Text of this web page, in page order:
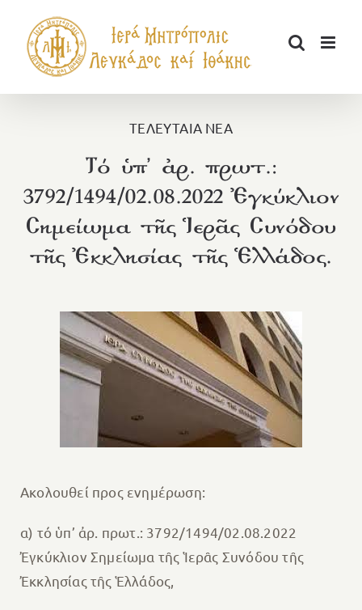
περιεχόμενο
ΤΕΛΕΥΤΑΙΑ ΝΕΑ
Τό ὑπ’ ἀρ. πρωτ.:
3792/1494/02.08.2022 Ἐγκύκλιον
Σημείωμα τῆς Ἱερᾶς Συνόδου
τῆς Ἐκκλησίας τῆς Ἑλλάδος.
Ακολουθεί προς ενημέρωση:
α) τό ὑπ’ ἀρ. πρωτ.: 3792/1494/02.08.2022
Ἐγκύκλιον Σημείωμα τῆς Ἱερᾶς Συνόδου τῆς
Ἐκκλησίας τῆς Ἑλλάδος,